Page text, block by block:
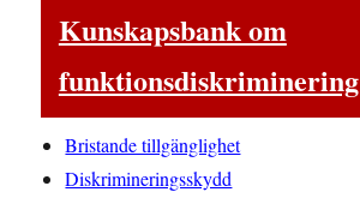
Kunskapsbank om
funktionsdiskriminering
Bristande tillgänglighet
Diskrimineringsskydd